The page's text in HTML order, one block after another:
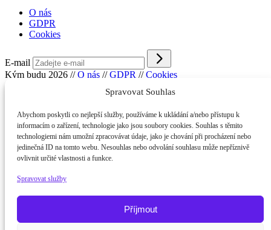
Spravovat Souhlas
Abychom poskytli co nejlepší služby, používáme k ukládání a/nebo přístupu k
informacím o zařízení, technologie jako jsou soubory cookies. Souhlas s těmito
technologiemi nám umožní zpracovávat údaje, jako je chování při procházení nebo
jedinečná ID na tomto webu. Nesouhlas nebo odvolání souhlasu může nepříznivě
ovlivnit určité vlastnosti a funkce.
Spravovat služby
Příjmout
O nás
GDPR
Cookies
E-mail
Kým budu 2026 // O nás // GDPR // Cookies